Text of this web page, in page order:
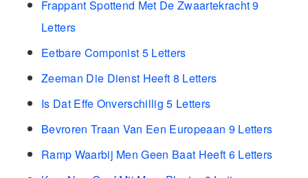
Frappant Spottend Met De Zwaartekracht 9
Letters
Eetbare Componist 5 Letters
Zeeman Die Dienst Heeft 8 Letters
Is Dat Effe Onverschillig 5 Letters
Bevroren Traan Van Een Europeaan 9 Letters
Ramp Waarbij Men Geen Baat Heeft 6 Letters